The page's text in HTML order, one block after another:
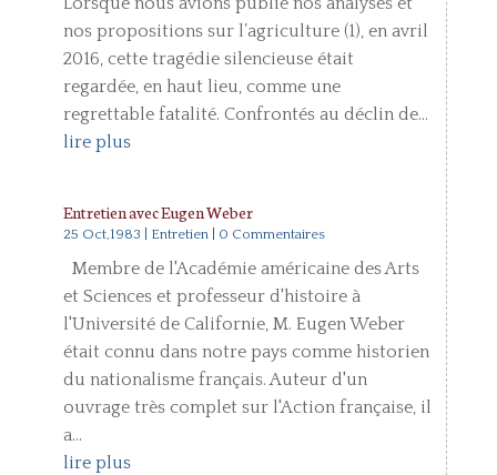
nos propositions sur l’agriculture (1), en avril
2016, cette tragédie silencieuse était
regardée, en haut lieu, comme une
regrettable fatalité. Confrontés au déclin de...
lire plus
Entretien avec Eugen Weber
25 Oct,1983 Entretien| 0 Commentaires
Membre de l'Académie américaine des Arts
et Sciences et professeur d'histoire à
l'Université de Californie, M. Eugen Weber
était connu dans notre pays comme historien
du nationalisme français. Auteur d'un
ouvrage très complet sur l'Action française, il
a...
lire plus